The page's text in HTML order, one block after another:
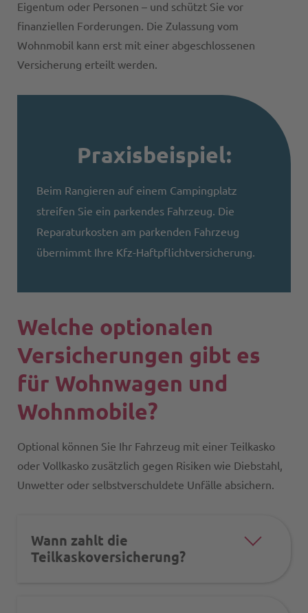
Eigentum oder Personen – und schützt Sie vor
finanziellen Forderungen. Die Zulassung vom
Wohnmobil kann erst mit einer abgeschlossenen
Versicherung erteilt werden.
Praxisbeispiel:
Beim Rangieren auf einem Campingplatz
streifen Sie ein parkendes Fahrzeug. Die
Reparaturkosten am parkenden Fahrzeug
übernimmt Ihre Kfz-Haftpflichtversicherung.
Welche optionalen
Versicherungen gibt es
für Wohnwagen und
Wohnmobile?
Optional können Sie Ihr Fahrzeug mit einer Teilkasko
oder Vollkasko zusätzlich gegen Risiken wie Diebstahl,
Unwetter oder selbstverschuldete Unfälle absichern.
Wann zahlt die
Teilkaskoversicherung?